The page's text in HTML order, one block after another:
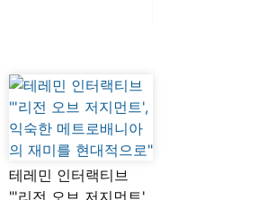
테레민 인터랙티브
"'리전 오브 저지먼트',